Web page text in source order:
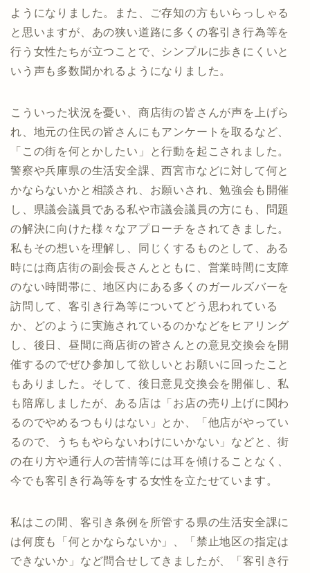
ようになりました。また、ご存知の方もいらっしゃる
と思いますが、あの狭い道路に多くの客引き行為等を
行う女性たちが立つことで、シンプルに歩きにくいと
いう声も多数聞かれるようになりました。
こういった状況を憂い、商店街の皆さんが声を上げら
れ、地元の住民の皆さんにもアンケートを取るなど、
「この街を何とかしたい」と行動を起こされました。
警察や兵庫県の生活安全課、西宮市などに対して何と
かならないかと相談され、お願いされ、勉強会も開催
し、県議会議員である私や市議会議員の方にも、問題
の解決に向けた様々なアプローチをされてきました。
私もその想いを理解し、同じくするものとして、ある
時には商店街の副会長さんとともに、営業時間に支障
のない時間帯に、地区内にある多くのガールズバーを
訪問して、客引き行為等についてどう思われている
か、どのように実施されているのかなどをヒアリング
し、後日、昼間に商店街の皆さんとの意見交換会を開
催するのでぜひ参加して欲しいとお願いに回ったこと
もありました。そして、後日意見交換会を開催し、私
も陪席しましたが、ある店は「お店の売り上げに関わ
るのでやめるつもりはない」とか、「他店がやってい
るので、うちもやらないわけにいかない」などと、街
の在り方や通行人の苦情等には耳を傾けることなく、
今でも客引き行為等をする女性を立たせています。
私はこの間、客引き条例を所管する県の生活安全課に
は何度も「何とかならないか」、「禁止地区の指定は
できないか」など問合せしてきましたが、「客引き行